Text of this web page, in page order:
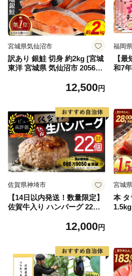
宮城県気仙沼市
訳あり 銀鮭 切身 約2kg [宮城
東洋 宮城県 気仙沼市 205649
格外 不揃い さけ サケ 鮭切身
切り身 魚 わけあり
12,500円
福岡
【
和7
佐賀県神埼市
【14日以内発送！数量限定】
佐賀牛入り ハンバーグ 22個
毛和牛 ブランド牛 九州 ハン
(H083106)
12,000円
宮城
本 タ
6]